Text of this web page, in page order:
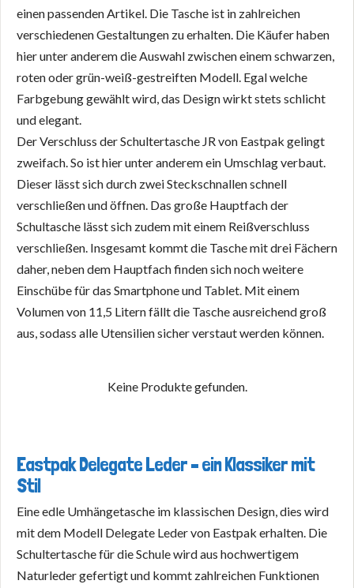
einen passenden Artikel. Die Tasche ist in zahlreichen
verschiedenen Gestaltungen zu erhalten. Die Käufer haben
hier unter anderem die Auswahl zwischen einem schwarzen,
roten oder grün-weiß-gestreiften Modell. Egal welche
Farbgebung gewählt wird, das Design wirkt stets schlicht
und elegant.
Der Verschluss der Schultertasche JR von Eastpak gelingt
zweifach. So ist hier unter anderem ein Umschlag verbaut.
Dieser lässt sich durch zwei Steckschnallen schnell
verschließen und öffnen. Das große Hauptfach der
Schultasche lässt sich zudem mit einem Reißverschluss
verschließen. Insgesamt kommt die Tasche mit drei Fächern
daher, neben dem Hauptfach finden sich noch weitere
Einschübe für das Smartphone und Tablet. Mit einem
Volumen von 11,5 Litern fällt die Tasche ausreichend groß
aus, sodass alle Utensilien sicher verstaut werden können.
Keine Produkte gefunden.
Eastpak Delegate Leder – ein Klassiker mit
Stil
Eine edle Umhängetasche im klassischen Design, dies wird
mit dem Modell Delegate Leder von Eastpak erhalten. Die
Schultertasche für die Schule wird aus hochwertigem
Naturleder gefertigt und kommt zahlreichen Funktionen